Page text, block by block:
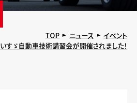
TOP ニュース
イベント
いすゞ自動車技術講習会が開催されました！